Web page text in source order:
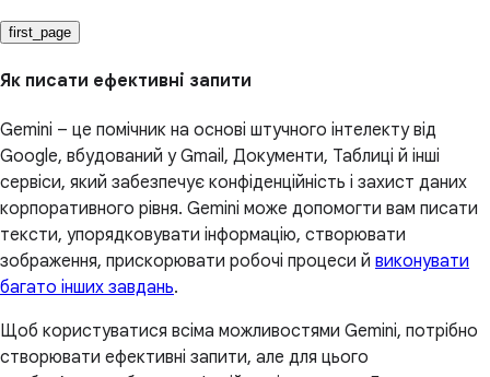
first_page
Як писати ефективні запити
Gemini – це помічник на основі штучного інтелекту від
Google, вбудований у Gmail, Документи, Таблиці й інші
сервіси, який забезпечує конфіденційність і захист даних
корпоративного рівня. Gemini може допомогти вам писати
тексти, упорядковувати інформацію, створювати
зображення, прискорювати робочі процеси й виконувати
багато інших завдань.
Щоб користуватися всіма можливостями Gemini, потрібно
створювати ефективні запити, але для цього